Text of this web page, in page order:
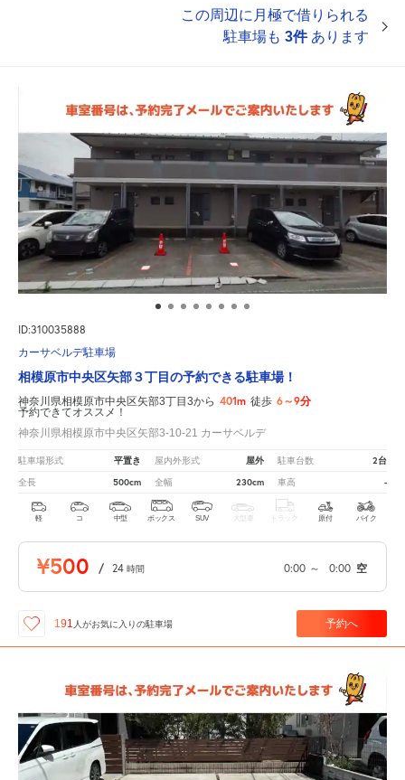
この周辺に月極で借りられる
駐車場も 3件あります
ID:310035888
カーサベルデ駐車場
相模原市中央区矢部３丁目の予約できる駐車場！
神奈川県相模原市中央区矢部3丁目3から 401m 徒歩 6～9分
予約できてオススメ！
神奈川県相模原市中央区矢部3-10-21 カーサベルデ
駐車場形式 平置き 屋内外形式 屋外 駐車台数 2台
全長 500cm 全幅 230cm 車高 -
軽 コ 中型 ボックス SUV 大型車 トラック 原付 バイク
¥500 / 24 時間 0:00 ～ 0:00 空
191 人がお気に入りの駐車場 予約へ